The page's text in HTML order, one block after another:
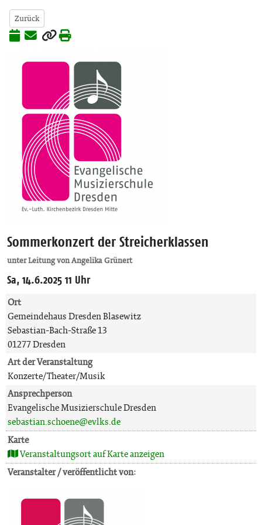
Zurück
Sommerkonzert der Streicherklassen
unter Leitung von Angelika Grünert
Sa, 14.6.2025 11 Uhr
Ort
Gemeindehaus Dresden Blasewitz
Sebastian-Bach-Straße 13
01277 Dresden
Art der Veranstaltung
Konzerte/Theater/Musik
Ansprechperson
Evangelische Musizierschule Dresden
sebastian.schoene@evlks.de
Karte
Veranstaltungsort auf Karte anzeigen
Veranstalter / veröffentlicht von: